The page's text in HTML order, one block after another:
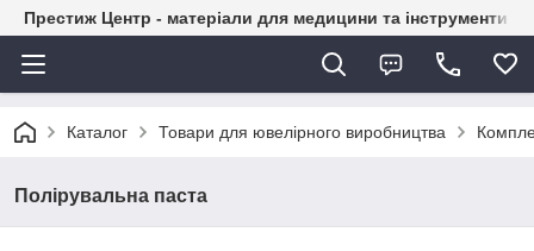
Престиж Центр - матеріали для медицини та інструменти
Каталог Товари для ювелірного виробництва
Полірувальна паста